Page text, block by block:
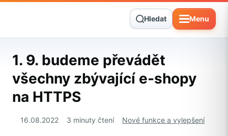
Hledat Menu
1. 9. budeme převádět
všechny zbývající e-shopy
na HTTPS
16.08.2022 3 minuty čtení Nové funkce a vylepšení